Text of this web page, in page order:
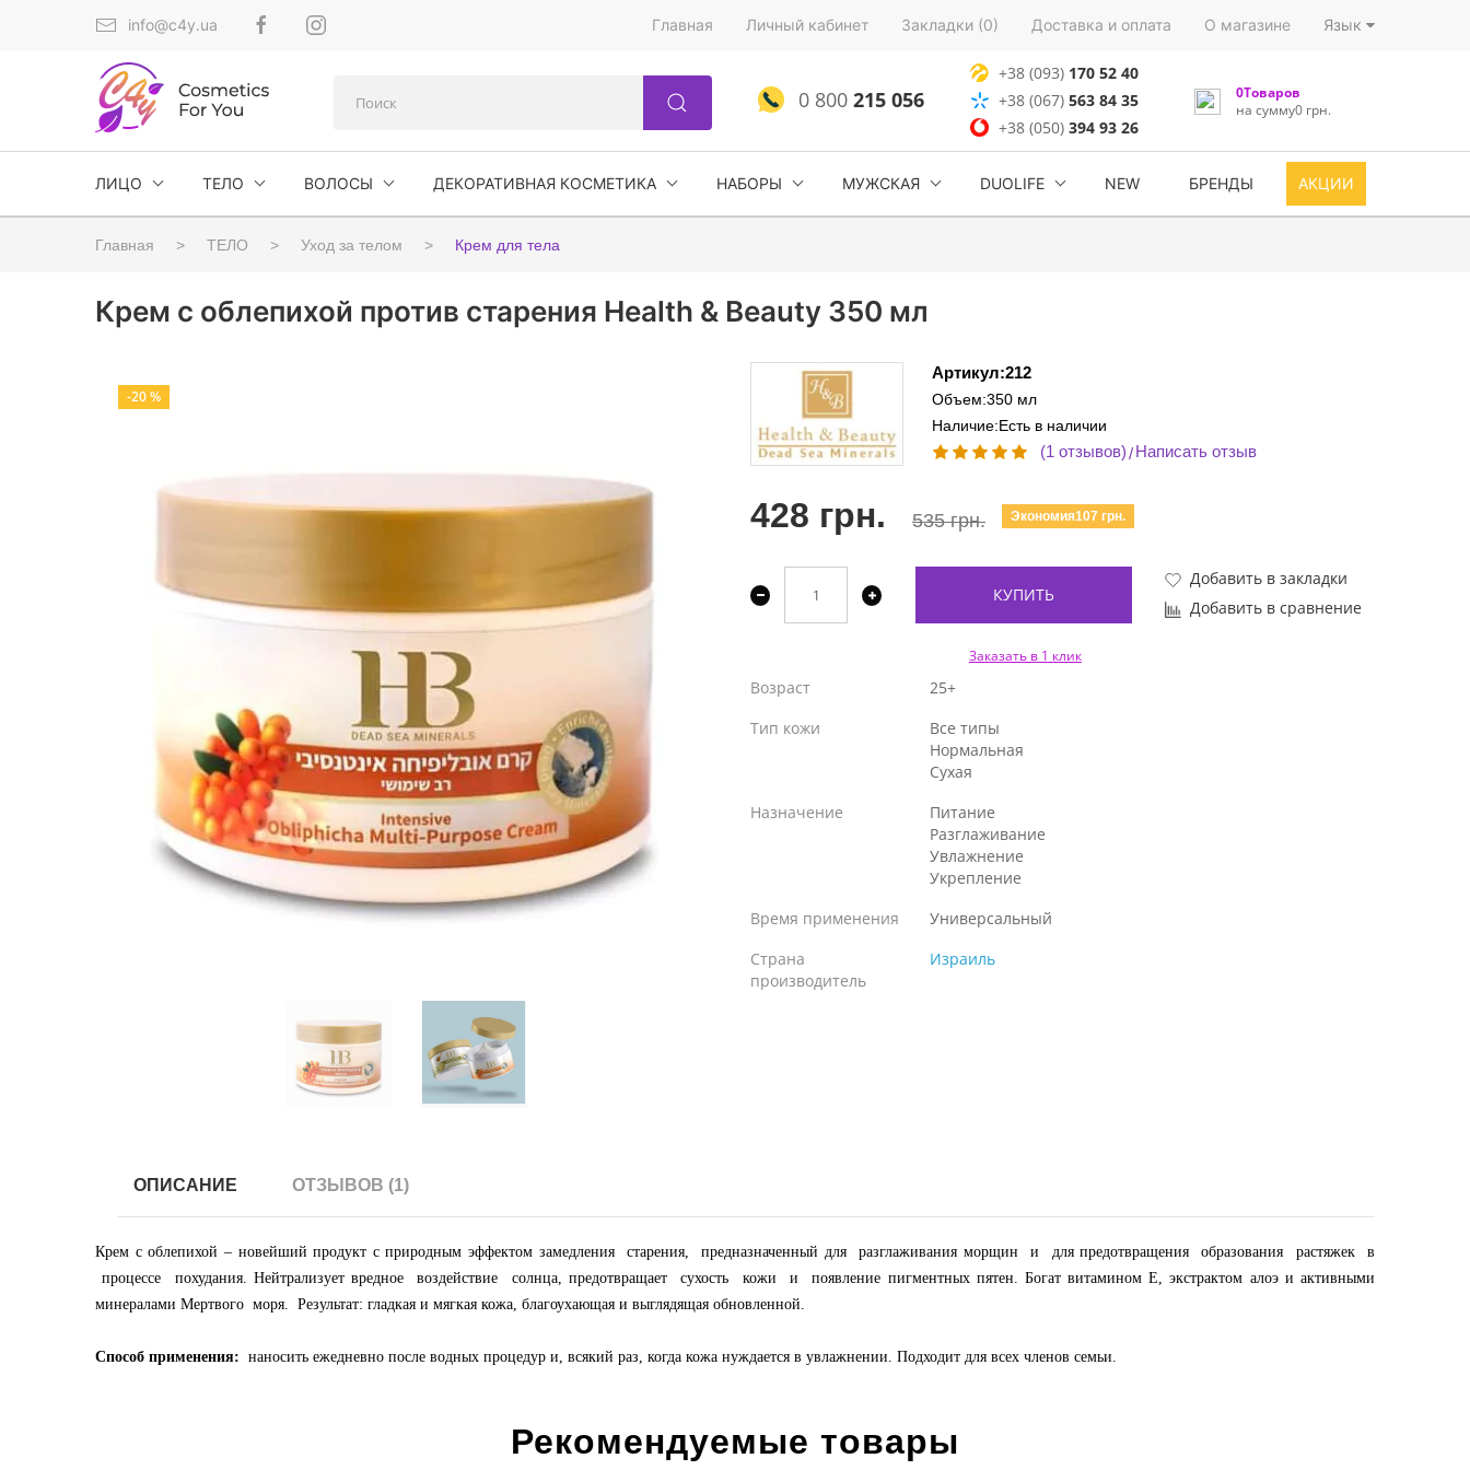
info@c4y.ua Главная Личный кабинет Закладки (0) Доставка и оплата О магазине Язык
0 800215 056
+38 (093) 170 52 40
+38 (067) 563 84 35
+38 (050)394 93 26
0Товаров
на сумму0 грн.
ЛИЦО ТЕЛО ВОЛОСЫ ДЕКОРАТИВНАЯ КОСМЕТИКА НАБОРЫ МУЖСКАЯ DUOLIFE NEW БРЕНДЫ АКЦИИ
Главная ТЕЛО Уход за телом Крем для тела
Крем с облепихой против старения Health & Beauty 350 мл
-20 %
Артикул:212
Объем:350 мл
Наличие:Есть в наличии
(1 отзывов)/Написать отзыв
428 грн. 535 грн. Экономия107 грн.
КУПИТЬ
Добавить в закладки
Добавить в сравнение
Заказать в 1 клик
Возраст
25+
Тип кожи
Все типы
Нормальная
Сухая
Назначение
Питание
Разглаживание
Увлажнение
Укрепление
Время применения
Универсальный
Страна
производитель
Израиль
ОПИСАНИЕ ОТЗЫВОВ (1)
Крем с облепихой – новейший продукт с природным эффектом замедления старения, предназначенный для разглаживания морщин и для предотвращения образования растяжек в
процессе похудания. Нейтрализует вредное воздействие солнца, предотвращает сухость кожи и появление пигментных пятен. Богат витамином Е, экстрактом алоэ и активными
минералами Мертвого моря. Результат: гладкая и мягкая кожа, благоухающая и выглядящая обновленной.
Способ применения: наносить ежедневно после водных процедур и, всякий раз, когда кожа нуждается в увлажнении. Подходит для всех членов семьи.
Рекомендуемые товары